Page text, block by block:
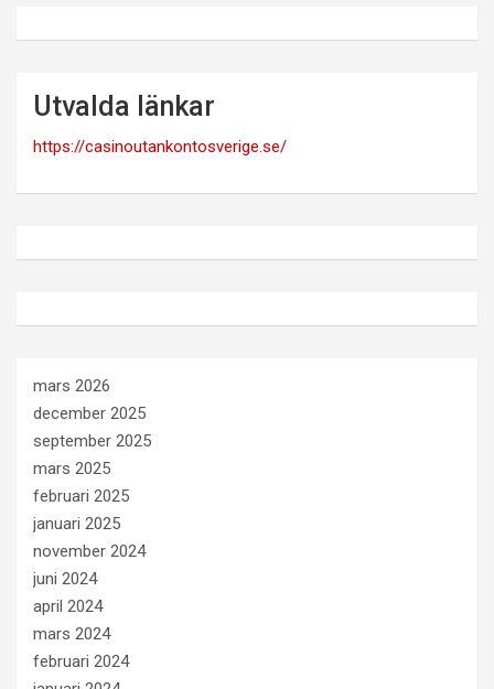
Utvalda länkar
https://casinoutankontosverige.se/
mars 2026
december 2025
september 2025
mars 2025
februari 2025
januari 2025
november 2024
juni 2024
april 2024
mars 2024
februari 2024